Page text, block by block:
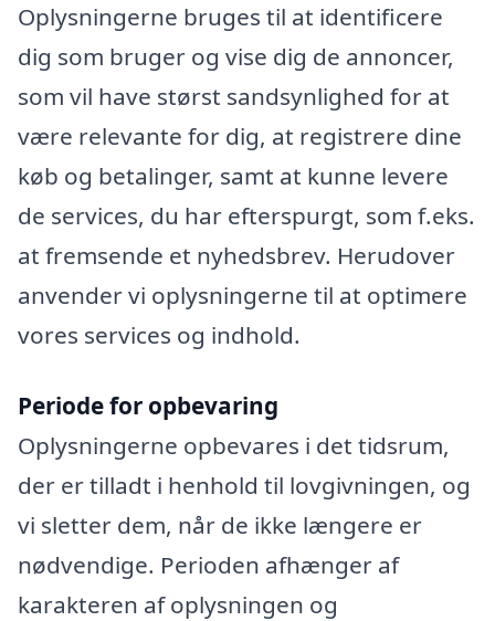
Oplysningerne bruges til at identificere
dig som bruger og vise dig de annoncer,
som vil have størst sandsynlighed for at
være relevante for dig, at registrere dine
køb og betalinger, samt at kunne levere
de services, du har efterspurgt, som f.eks.
at fremsende et nyhedsbrev. Herudover
anvender vi oplysningerne til at optimere
vores services og indhold.
Periode for opbevaring
Oplysningerne opbevares i det tidsrum,
der er tilladt i henhold til lovgivningen, og
vi sletter dem, når de ikke længere er
nødvendige. Perioden afhænger af
karakteren af oplysningen og